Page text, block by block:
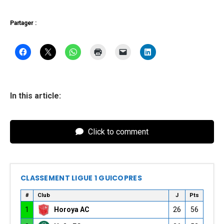
Partager :
In this article:
Click to comment
CLASSEMENT LIGUE 1 GUICOPRES
# Club J Pts
1 Horoya AC 26 56